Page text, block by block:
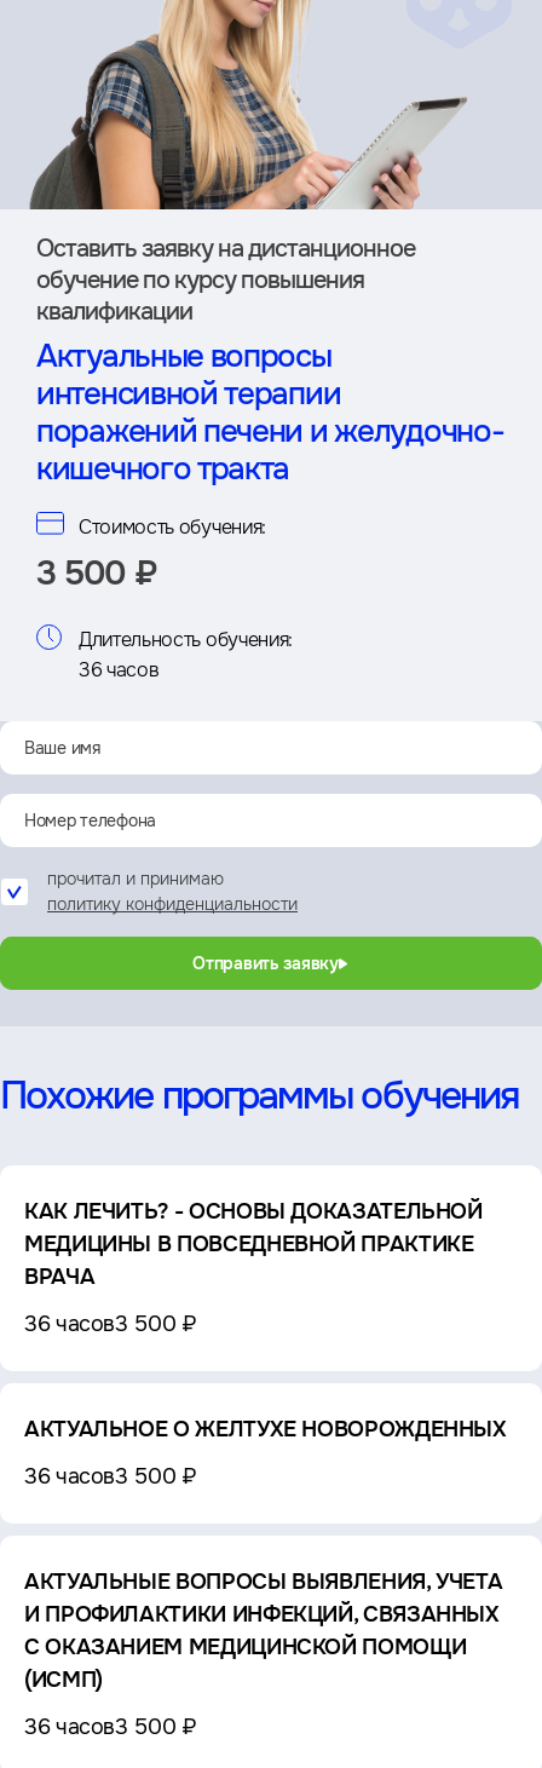
Оставить заявку на дистан­ционное
обучение по курсу повышения
квалификации
Актуальные вопросы
интенсивной терапии
поражений печени и желудочно-
кишечного тракта
Стоимость обучения:
3 500 ₽
Длительность обучения:
36 часов
прочитал и принимаю
политику конфиденциальности
Отправить заявку
Похожие программы обучения
КАК ЛЕЧИТЬ? - ОСНОВЫ ДОКАЗАТЕЛЬНОЙ
МЕДИЦИНЫ В ПОВСЕДНЕВНОЙ ПРАКТИКЕ
ВРАЧА
36 часов3 500 ₽
АКТУАЛЬНОЕ О ЖЕЛТУХЕ НОВОРОЖДЕННЫХ
36 часов3 500 ₽
АКТУАЛЬНЫЕ ВОПРОСЫ ВЫЯВЛЕНИЯ, УЧЕТА
И ПРОФИЛАКТИКИ ИНФЕКЦИЙ, СВЯЗАННЫХ
С ОКАЗАНИЕМ МЕДИЦИНСКОЙ ПОМОЩИ
(ИСМП)
36 часов3 500 ₽